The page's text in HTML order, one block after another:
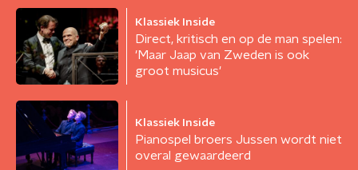
Klassiek Inside
Direct, kritisch en op de man spelen:
'Maar Jaap van Zweden is ook
groot musicus'
Klassiek Inside
Pianospel broers Jussen wordt niet
overal gewaardeerd